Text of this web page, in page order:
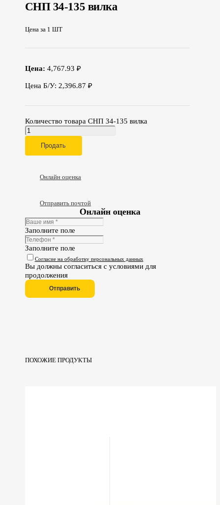
СНП 34-135 вилка
Цена за 1 ШТ
Цена: 4,767.93 ₽
Цена Б/У: 2,396.87 ₽
Количество товара СНП 34-135 вилка
Продать
Онлайн оценка
Отправить почтой
Онлайн оценка
Заполните поле
Заполните поле
Согласие на обработку персональных данных
Вы должны согласиться с условиями для
продолжения
Отправить
ПОХОЖИЕ ПРОДУКТЫ